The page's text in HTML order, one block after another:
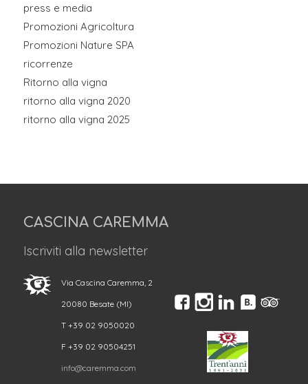
press e media
Promozioni Agricoltura
Promozioni Nature SPA
ricorrenze
Ritorno alla vigna
ritorno alla vigna 2020
ritorno alla vigna 2025
CASCINA CAREMMA
Iscriviti alla newsletter
Via Cascina Caremma, 2
20080 Besate (MI)
T +39 02 9050020
F +39 02 90504251
info@caremma.com